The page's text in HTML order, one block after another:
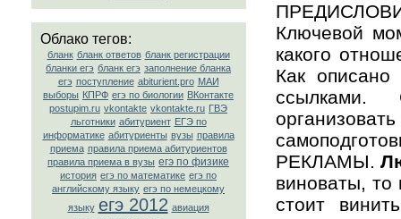
Облако тегов:
бланк бланк ответов бланк регистрации
бланки егэ бланк егэ заполнение бланка
егэ поступление abiturient.pro МАИ
выборы КПРФ егэ по биологии ВКонтакте
postupim.ru vkontakte vkontakte.ru ГВЭ
льготники абитуриент ЕГЭ по
информатике абитуриенты вузы правила
приема правила приема абитуриентов
правила приема в вузы егэ по физике
история егэ по математике егэ по
английскому языку егэ по немецкому
языку егэ 2012 авиация
Ключевой
какого
Как
ссылками.
РЕКЛАМЫ.
виноваты,
стоит